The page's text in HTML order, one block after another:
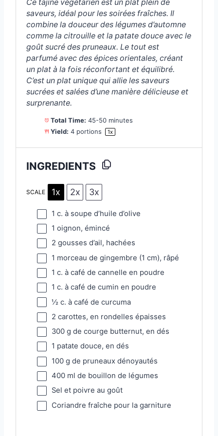
Ce tajine végétarien est un plat plein de
saveurs, idéal pour les soirées fraîches. Il
combine la douceur des légumes d’automne
comme la citrouille et la patate douce avec le
goût sucré des pruneaux. Le tout est
parfumé avec des épices orientales, créant
un plat à la fois réconfortant et équilibré.
C’est un plat unique qui allie les saveurs
sucrées et salées d’une manière délicieuse et
surprenante.
Total Time: 45-50 minutes
Yield: 4portions 1x
INGREDIENTS
SCALE 1x 2x 3x
1 c. à soupe d’huile d’olive
1 oignon, émincé
2 gousses d’ail, hachées
1 morceau de gingembre (1 cm), râpé
1 c. à café de cannelle en poudre
1 c. à café de cumin en poudre
½ c. à café de curcuma
2 carottes, en rondelles épaisses
300 g de courge butternut, en dés
1 patate douce, en dés
100 g de pruneaux dénoyautés
400ml de bouillon de légumes
Sel et poivre au goût
Coriandre fraîche pour la garniture